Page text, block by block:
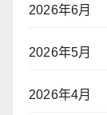
2026年6月
2026年5月
2026年4月